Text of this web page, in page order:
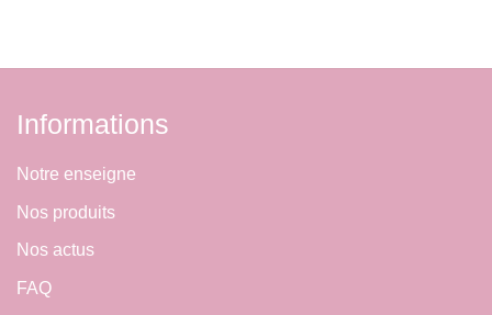
Informations
Notre enseigne
Nos produits
Nos actus
FAQ